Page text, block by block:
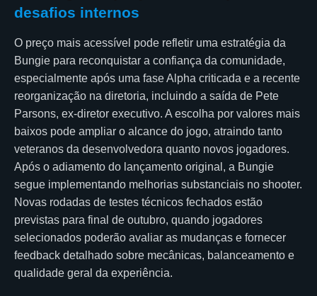
desafios internos
O preço mais acessível pode refletir uma estratégia da
Bungie para reconquistar a confiança da comunidade,
especialmente após uma fase Alpha criticada e a recente
reorganização na diretoria, incluindo a saída de Pete
Parsons, ex-diretor executivo. A escolha por valores mais
baixos pode ampliar o alcance do jogo, atraindo tanto
veteranos da desenvolvedora quanto novos jogadores.
Após o adiamento do lançamento original, a Bungie
segue implementando melhorias substanciais no shooter.
Novas rodadas de testes técnicos fechados estão
previstas para final de outubro, quando jogadores
selecionados poderão avaliar as mudanças e fornecer
feedback detalhado sobre mecânicas, balanceamento e
qualidade geral da experiência.